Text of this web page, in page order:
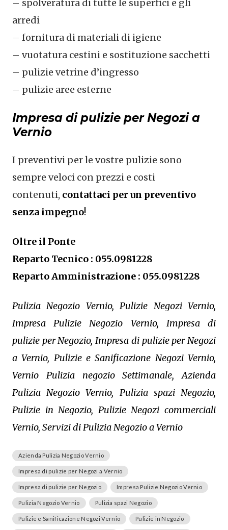
– spolveratura di tutte le superfici e gli
arredi
– fornitura di materiali di igiene
– vuotatura cestini e sostituzione sacchetti
– pulizie vetrine d’ingresso
– pulizie aree esterne
Impresa di pulizie per Negozi a
Vernio
I preventivi per le vostre pulizie sono
sempre veloci con prezzi e costi
contenuti, contattaci per un preventivo
senza impegno!
Oltre il Ponte
Reparto Tecnico : 055.0981228
Reparto Amministrazione : 055.0981228
Pulizia Negozio Vernio, Pulizie Negozi Vernio,
Impresa Pulizie Negozio Vernio, Impresa di
pulizie per Negozio, Impresa di pulizie per Negozi
a Vernio, Pulizie e Sanificazione Negozi Vernio,
Vernio Pulizia negozio Settimanale, Azienda
Pulizia Negozio Vernio, Pulizia spazi Negozio,
Pulizie in Negozio, Pulizie Negozi commerciali
Vernio, Servizi di Pulizia Negozio a Vernio
Azienda Pulizia Negozio Vernio
Impresa di pulizie per Negozi a Vernio
Impresa di pulizie per Negozio Impresa Pulizie Negozio Vernio
Pulizia Negozio Vernio Pulizia spazi Negozio
Pulizie e Sanificazione Negozi Vernio Pulizie in Negozio